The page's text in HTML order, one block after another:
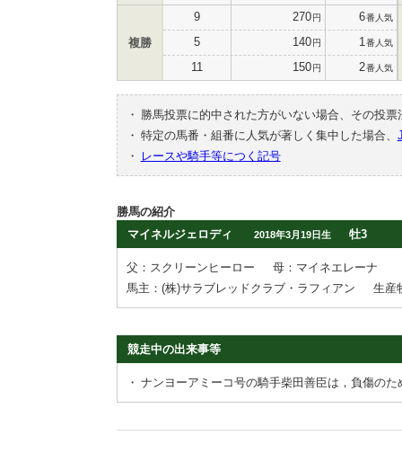
複勝
9 270円 6番人気
5 140円 1 番人気
11 150円 2番人気
・
勝馬投票に的中された方がいない場合、その投
・ 特定の馬番・組番に人気が著しく集中した場合、
・
レースや騎手等につく記号
勝馬の紹介
マイネルジェロディ
2018年3月19日生 牡3
父：スクリーンヒーロー
母：マイネエレーナ
馬主：(株)サラブレッドクラブ・ラフィアン
生産
競走中の出来事等
・ ナンヨーアミーコ号の騎手柴田善臣は，負傷のた